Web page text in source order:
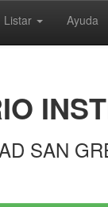
Listar Ayuda
SAN